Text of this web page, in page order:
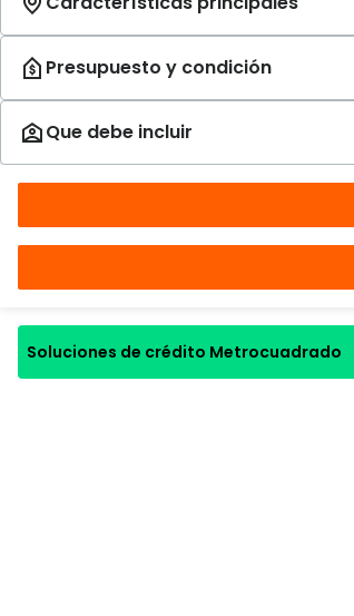
Soluciones de crédito Metrocuadrado